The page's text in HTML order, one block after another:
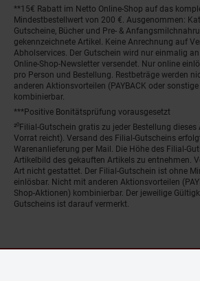
**15€ Rabatt im Netto Online-Shop auf das
Mindestbestellwert von 200 €. Ausgenommen:
Gutscheine, Bücher und Pre- &
gekennzeichnete Artikel. Keine Anrechnung auf
Abholservices. Der Gutschein wird nur einmalig
Online-Shop-Newsletter versendet. Nur online
pro Person und Bestellung. Restbeträge werden
anderen Aktionsvorteilen (PAYBACK oder
kombinierbar.
***Positive Bonitätsprüfung vorausgesetzt
²⁰Filial-Gutschein gratis zu jeder Bestellung
Vorrat reicht). Versand des Filial-Gutscheins
Warenanlieferung per Mail. Die Höhe des Filial-
Artikelbild des gekauften Artikels zu entnehmen.
Art nicht gestattet. Der Filial-Gutschein ist ohne
einlösbar. Nicht mit anderen Aktionsvorteilen
Shop-Aktionen) kombinierbar. Der jeweilige
Gutscheins ist darauf vermerkt.